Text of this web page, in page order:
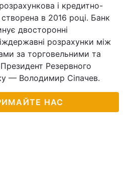
і кредитно-
в 2016 році. Банк
двосторонні
розрахунки між
за торговельними та
Резервного
— Володимир Сіпачев.
НАС